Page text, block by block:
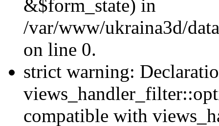
&$form_state) in
/var/www/ukraina3d/
on line 0.
strict warning:
compatible with